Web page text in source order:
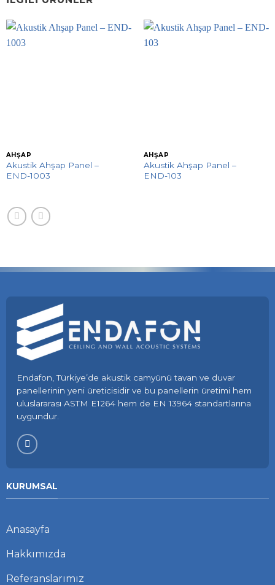
AHŞAP
Akustik Ahşap Panel –
END-1003
AHŞAP
Akustik Ahşap Panel –
END-103
Endafon, Türkiye’de akustik camyünü tavan ve duvar
panellerinin yeni üreticisidir ve bu panellerin üretimi hem
uluslararası ASTM E1264 hem de EN 13964 standartlarına
uygundur.
KURUMSAL
Anasayfa
Hakkımızda
Referanslarımız